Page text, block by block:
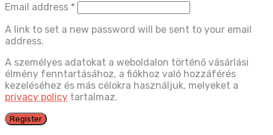
Email address *
A link to set a new password will be sent to your email
address.
A személyes adatokat a weboldalon történő vásárlási
élmény fenntartásához, a fiókhoz való hozzáférés
kezeléséhez és más célokra használjuk, melyeket a
privacy policy tartalmaz.
Register